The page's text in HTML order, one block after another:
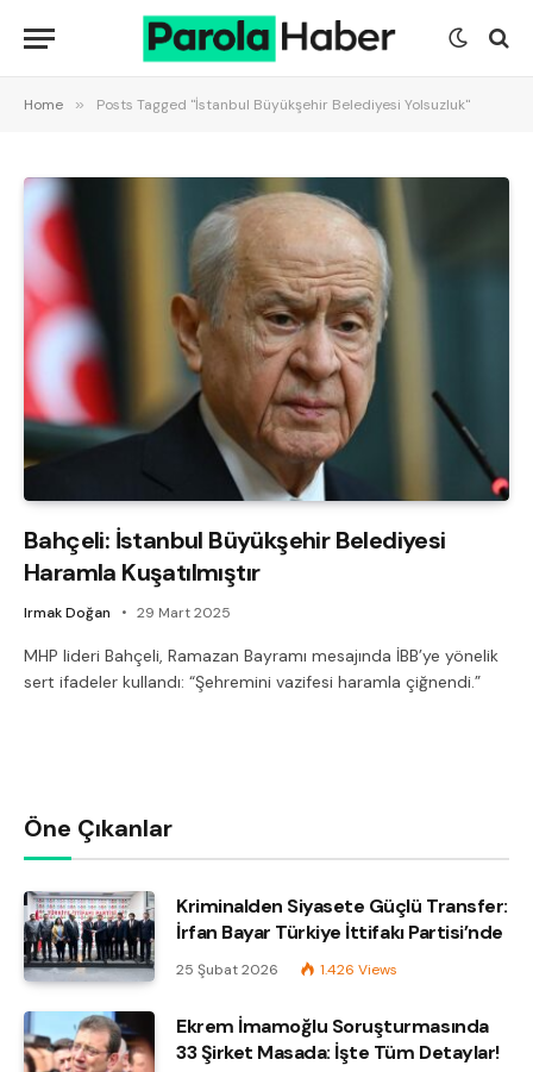
Home » Posts Tagged "İstanbul Büyükşehir Belediyesi Yolsuzluk"
Bahçeli: İstanbul Büyükşehir Belediyesi
Haramla Kuşatılmıştır
Irmak Doğan 29 Mart 2025
MHP lideri Bahçeli, Ramazan Bayramı mesajında İBB’ye yönelik
sert ifadeler kullandı: “Şehremini vazifesi haramla çiğnendi.”
Öne Çıkanlar
Kriminalden Siyasete Güçlü Transfer:
İrfan Bayar Türkiye İttifakı Partisi’nde
25 Şubat 2026 1.426 Views
Ekrem İmamoğlu Soruşturmasında
33 Şirket Masada: İşte Tüm Detaylar!